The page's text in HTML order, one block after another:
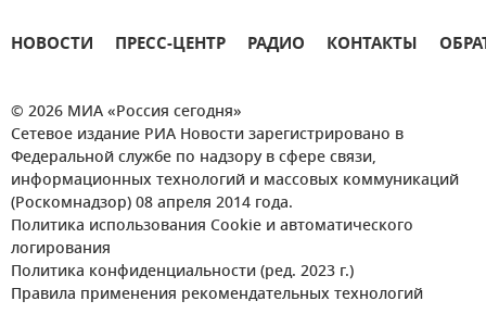
НОВОСТИ ПРЕСС-ЦЕНТР РАДИО КОНТАКТЫ
© 2026 МИА «Россия сегодня»
Сетевое издание РИА Новости зарегистрировано в
Федеральной службе по надзору в сфере связи,
информационных технологий и массовых коммуникаций
(Роскомнадзор) 08 апреля 2014 года.
Политика использования Cookie и автоматического
логирования
Политика конфиденциальности (ред. 2023 г.)
Правила применения рекомендательных технологий